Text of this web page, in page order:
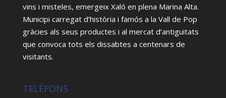
vins i misteles, emergeix Xaló en plena Marina Alta.
Municipi carregat d’història i famós a la Vall de Pop
gràcies als seus productes i al mercat d’antiguitats
que convoca tots els dissabtes a centenars de
visitants.
TELÈFONS